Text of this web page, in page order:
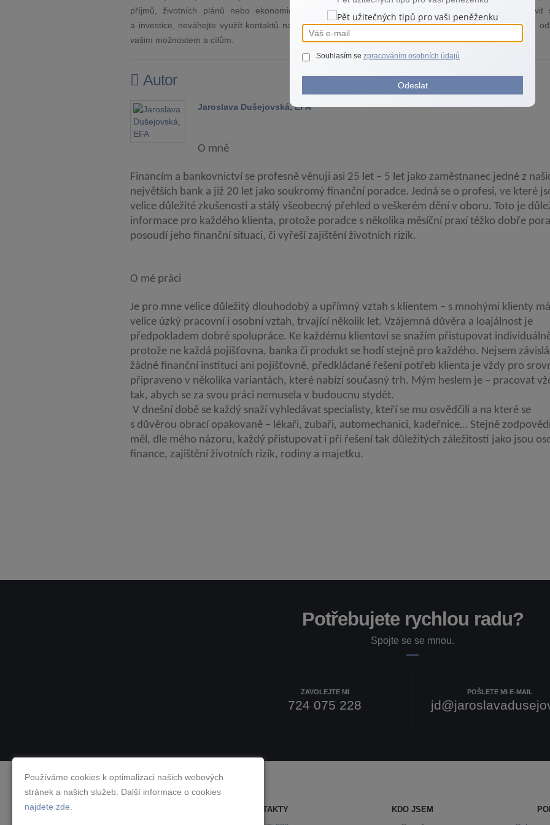
příjmů, životních plánů nebo ekonomických podmínek. Pokud si nejste jistí, jak efektivně nastavit
a investice, neváhejte využít kontaktů na tomto webu. Pomohu vám najít optimální řešení, které bude
vašim možnostem a cílům.
Autor
Jaroslava Dušejovská, EFA
O mně
Financím a bankovnictví se profesně věnuji asi 25 let – 5 let jako zaměstnanec jedné z
největších bank a již 20 let jako soukromý finanční poradce. Jedná se o profesi, ve které
velice důležité zkušenosti a stálý všeobecný přehled o veškerém dění v oboru. Toto je
informace pro každého klienta, protože poradce s několika měsíční praxí těžko dobře
posoudí jeho finanční situaci, či vyřeší zajištění životních rizik.
O mé práci
Je pro mne velice důležitý dlouhodobý a upřímný vztah s klientem – s mnohými klienty
velice úzký pracovní i osobní vztah, trvající několik let. Vzájemná důvěra a loajálnost je
předpokladem dobré spolupráce. Ke každému klientovi se snažím přistupovat
protože ne každá pojišťovna, banka či produkt se hodí stejně pro každého. Nejsem
žádné finanční instituci ani pojišťovně, předkládané řešení potřeb klienta je vždy pro
připraveno v několika variantách, které nabízí současný trh. Mým heslem je – pracovat
tak, abych se za svou práci nemusela v budoucnu stydět.
V dnešní době se každý snaží vyhledávat specialisty, kteří se mu osvědčili a na které se
s důvěrou obrací opakovaně – lékaři, zubaři, automechanici, kadeřnice… Stejně
měl, dle mého názoru, každý přistupovat i při řešení tak důležitých záležitostí jako jsou
finance, zajištění životních rizik, rodiny a majetku.
Potřebujete rychlou radu?
Spojte se se mnou.
ZAVOLEJTE MI
724 075 228
POŠLETE MI E-MAIL
KONTAKTY KDO JSEM
Používáme cookies k optimalizaci našich webových
stránek a našich služeb. Další informace o cookies
najdete zde
Souhlasím se zpracováním osobních údajů
Odeslat